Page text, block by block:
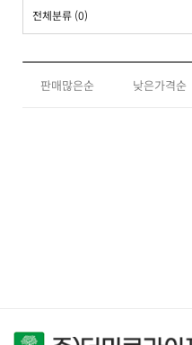
전체분류 (0)
판매많은순 낮은가격순